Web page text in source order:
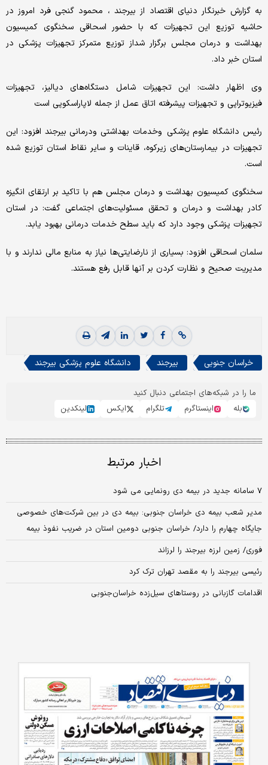
به گزارش خبرنگار دنیای اقتصاد از بیرجند ، محمود گنجی فرد امروز در
حاشیه توزیع این تجهیزات که با حضور اسحاقی سخنگوی کمیسیون
بهداشت و درمان مجلس برگزار شداز توزیع متمرکز تجهیزات پزشکی در
استان خبر داد.
وی اظهار داشت: این تجهیزات شامل دستگاه‌های دیالیز، تجهیزات
فیزیوتراپی و تجهیزات پیشرفته اتاق عمل از جمله لاپاراسکوپی است
رئیس دانشگاه علوم پزشکی وخدمات بهداشتی ودرمانی بیرجند افزود: این
تجهیزات در بیمارستان‌های زیرکوه، قاینات و سایر نقاط استان توزیع شده
است.
سخنگوی کمیسیون بهداشت و درمان مجلس هم با تاکید بر ارتقای انگیزه
کادر بهداشت و درمان و تحقق مسئولیت‌های اجتماعی گفت: در استان
تجهیزات پزشکی وجود دارد که باید سطح خدمات درمانی بهبود یابد.
سلمان اسحاقی افزود: بسیاری از نارضایتی‌ها نیاز به منابع مالی ندارند و با
مدیریت صحیح و نظارت کردن بر آنها قابل رفع هستند.
خراسان جنوبی بیرجند دانشگاه علوم پزشکی بیرجند
ما را در شبکه‌های اجتماعی دنبال کنید
بله
اینستاگرم تلگرام ایکس لینکدین
اخبار مرتبط
۷ سامانه جدید در بیمه دی رونمایی می شود
مدیر شعب بیمه دی خراسان جنوبی: بیمه دی در بین شرکت‌های خصوصی
جایگاه چهارم را دارد/ خراسان جنوبی دومین استان در ضریب نفوذ بیمه
فوری/ زمین لرزه بیرجند را لرزاند
رئیسی بیرجند را به مقصد تهران ترک کرد
اقدامات گازبانی در روستاهای سیل‌زده خراسان‌جنوبی